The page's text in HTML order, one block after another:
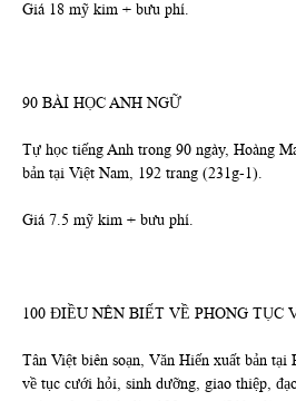
Giá 18 mỹ kim + bưu phí.
90 BÀI HỌC ANH NGỮ
Tự học tiếng Anh trong 90 ngày, Hoàng
bản tại Việt Nam, 192 trang (231g-1).
Giá 7.5 mỹ kim + bưu phí.
100 ĐIỀU NÊN BIẾT VỀ PHONG TỤC
Tân Việt biên soạn, Văn Hiến xuất bản tại
về tục cưới hỏi, sinh dưỡng, giao thiệp,